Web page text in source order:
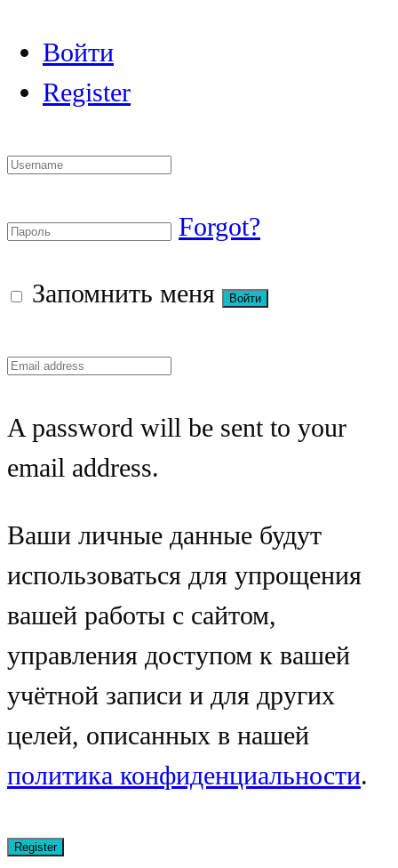
Войти
Register
Forgot?
Запомнить меня
A password will be sent to your
email address.
Ваши личные данные будут
использоваться для упрощения
вашей работы с сайтом,
управления доступом к вашей
учётной записи и для других
целей, описанных в нашей
политика конфиденциальности.